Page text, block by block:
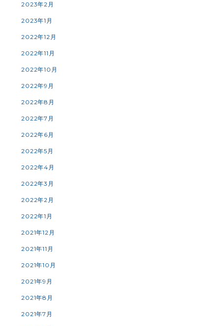
2023年2月
2023年1月
2022年12月
2022年11月
2022年10月
2022年9月
2022年8月
2022年7月
2022年6月
2022年5月
2022年4月
2022年3月
2022年2月
2022年1月
2021年12月
2021年11月
2021年10月
2021年9月
2021年8月
2021年7月